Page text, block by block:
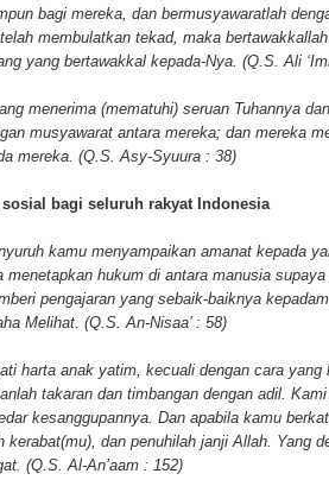
bagi mereka, dan bermusyawaratlah
membulatkan tekad, maka
yang bertawakkal kepada-Nya. (Q.S. Ali
menerima (mematuhi) seruan Tuhannya
musyawarat antara mereka; dan mereka
mereka. (Q.S. Asy-Syuura : 38)
bagi seluruh rakyat Indonesia
kamu menyampaikan amanat kepada
menetapkan hukum di antara manusia
pengajaran yang sebaik-baiknya
Melihat. (Q.S. An-Nisaa’ : 58)
harta anak yatim, kecuali dengan cara
takaran dan timbangan dengan adil.
kesanggupannya. Dan apabila kamu
kerabat(mu), dan penuhilah janji Allah. Yang
(Q.S. Al-An’aam : 152)